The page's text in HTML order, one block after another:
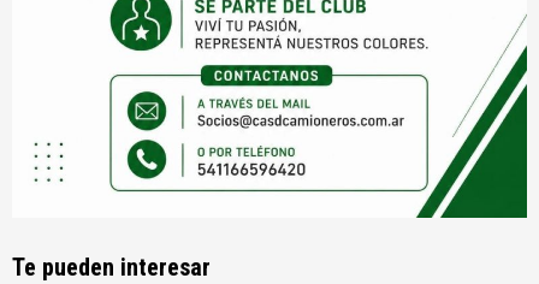
Te pueden interesar